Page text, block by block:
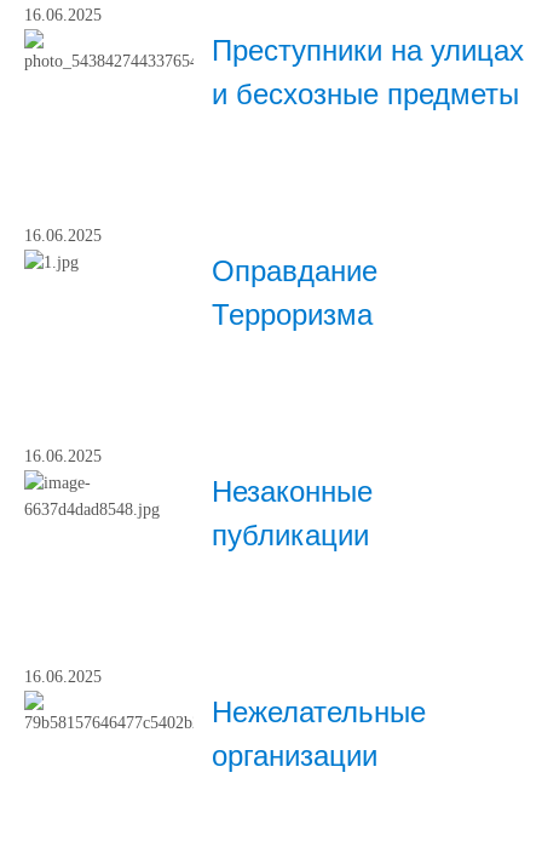
16.06.2025
Преступники на улицах
и бесхозные предметы
16.06.2025
Оправдание
Терроризма
16.06.2025
Незаконные
публикации
16.06.2025
Нежелательные
организации